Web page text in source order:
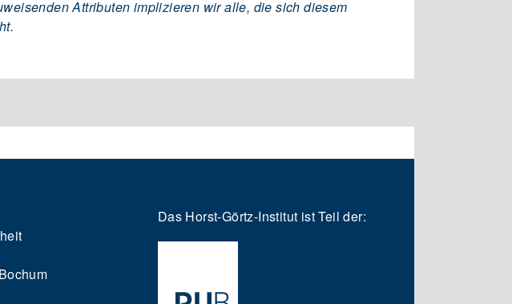
Attributen implizieren wir alle, die sich diesem
Das Horst-Görtz-Institut ist Teil der: